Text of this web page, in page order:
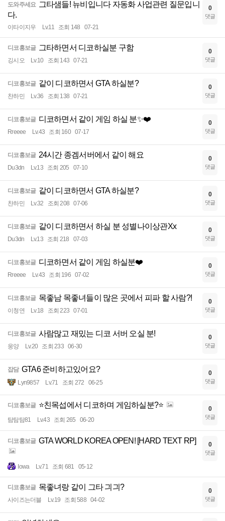
도와주세요 그타샘들! 뉴비입니다 자동화 사업관련 질문입니
다.
이타이지우 Lv.11 조회 148 07-21
0
댓글
디코홍보글 그타하면서 디코하실분 구함
깅시오 Lv.10 조회 143 07-21
0
댓글
디코홍보글 같이 디코하면서 GTA 하실분?
찬하민 Lv.36 조회 138 07-21
0
댓글
디코홍보글 디코하면서 같이 게임 하실 분✨️❤️
Rreeee Lv.43 조회 160 07-17
0
댓글
디코홍보글 24시간 종겜서버에서 같이 해요
Du3dn Lv.13 조회 205 07-10
0
댓글
디코홍보글 같이 디코하면서 GTA 하실분?
찬하민 Lv.32 조회 208 07-06
0
댓글
디코홍보글 같이 디코하면서 하실 분 성별나이상관Xx
Du3dn Lv.13 조회 218 07-03
0
댓글
디코홍보글 디코하면서 같이 게임 하실분❤️
Rreeee Lv.43 조회 196 07-02
0
댓글
디코홍보글 목좋남 목좋녀들이 많은 곳에서 피파 할 사람?!
이청연 Lv.18 조회 223 07-01
0
댓글
디코홍보글 사람많고 재밌는 디코 서버 오실 분!
웅양 Lv.20 조회 233 06-30
0
댓글
잡담 GTA6 준비하고있어요?
Lyn9857 Lv.71 조회 272 06-25
0
댓글
디코홍보글 ⭐️친목섭에서 디코하며 게임하실분?⭐️
탐탐탐81 Lv.43 조회 265 06-20
0
댓글
디코홍보글 GTA WORLD KOREA OPEN! [HARD TEXT RP]
Iowa Lv.71 조회 681 05-12
0
댓글
디코홍보글 목좋녀랑 같이 그타 긔긔?
사이즈는더블 Lv.19 조회 588 04-02
0
댓글